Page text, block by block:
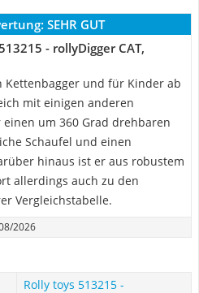
SEHR GUT
- rollyDigger CAT,
Kettenbagger und für Kinder ab
mit einigen anderen
um 360 Grad drehbaren
Schaufel und einen
hinaus ist er aus robustem
allerdings auch zu den
Vergleichstabelle.
2026
Rolly toys 513215 -